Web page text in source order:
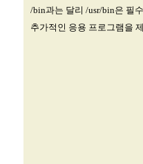
/bin과는 달리 /usr/bin은 필
추가적인 응용 프로그램을